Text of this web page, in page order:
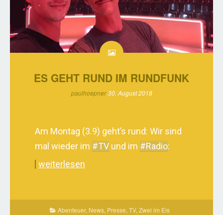
ES GEHT RUND IM RUNDFUNK
paulhoepner 30. August 2018
Am Montag (3.9) geht’s rund: Wir sind
mal wieder im #TV und im #Radio:
weiterlesen
Abenteuer, News, Presse,TV,Zwei im Eis